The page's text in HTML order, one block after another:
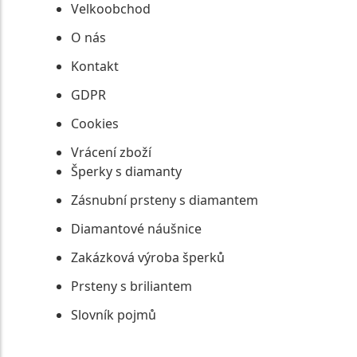
Velkoobchod
O nás
Kontakt
GDPR
Cookies
Vrácení zboží
Šperky s diamanty
Zásnubní prsteny s diamantem
Diamantové náušnice
Zakázková výroba šperků
Prsteny s briliantem
Slovník pojmů